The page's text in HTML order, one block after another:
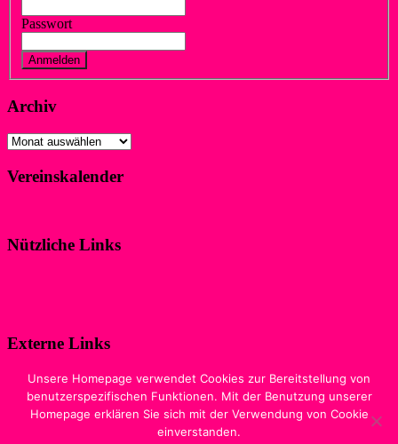
Passwort
Archiv
Archiv
Vereinskalender
Nützliche Links
Externe Links
Digitale Ausgabe der Zeitschrift
„WIR IM SPORT“
Sewobe Vereinssoftware
Unsere Homepage verwendet Cookies zur Bereitstellung von
benutzerspezifischen Funktionen. Mit der Benutzung unserer
Homepage erklären Sie sich mit der Verwendung von Cookie
einverstanden.